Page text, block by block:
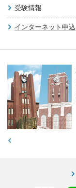
受験情報
インターネット申込